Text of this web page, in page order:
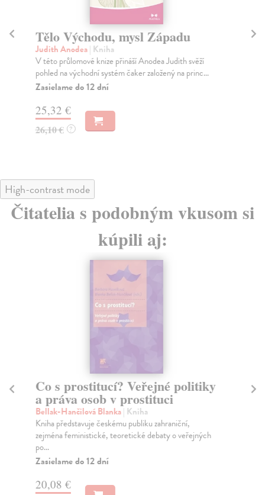
Tělo Východu, mysl Západu
Judith Anodea| Kniha
V této průlomové knize přináší Anodea Judith svěží
pohled na východní systém čaker založený na princ...
Zasielame do 12 dní
25,32 €
26,10 € ?
High-contrast mode
Čitatelia s podobným vkusom si
kúpili aj:
Co s prostitucí? Veřejné politiky
a práva osob v prostituci
Bellak-Hančilová Blanka| Kniha
Kniha představuje českému publiku zahraniční,
zejména feministické, teoretické debaty o veřejných
po...
Zasielame do 12 dní
20,08 €